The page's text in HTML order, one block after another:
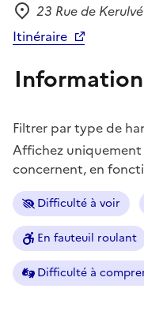
Adresse
23 Rue de
Itinéraire
Filtrer par type de
Affichez uniquement
concernent, en
Difficulté à voir
En fauteuil roulant
Difficulté à